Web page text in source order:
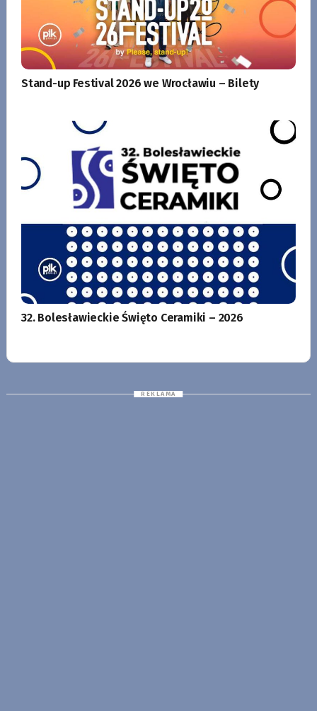
Stand-up Festival 2026 we Wrocławiu – Bilety
32. Bolesławieckie Święto Ceramiki – 2026